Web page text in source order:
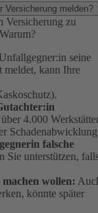
Versicherung melden?
Versicherung zu
seine
meldet, kann Ihre
4.000
falsche
Sie unterstützen,
machen wollen:
könnte später